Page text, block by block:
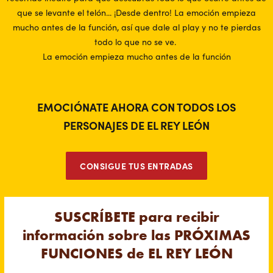
que se levante el telón... ¡Desde dentro! La emoción empieza
mucho antes de la función, así que dale al play y no te pierdas
todo lo que no se ve.
La emoción empieza mucho antes de la función
EMOCIÓNATE AHORA CON TODOS LOS
PERSONAJES DE EL REY LEÓN
CONSIGUE TUS ENTRADAS
SUSCRÍBETE para recibir
información sobre las PRÓXIMAS
FUNCIONES de EL REY LEÓN